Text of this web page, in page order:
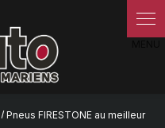
Pneus FIRESTONE au meilleur